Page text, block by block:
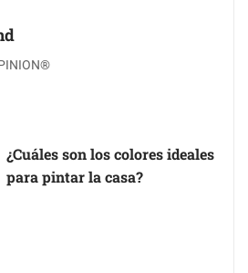
¿Cuáles son los colores ideales
para pintar la casa?